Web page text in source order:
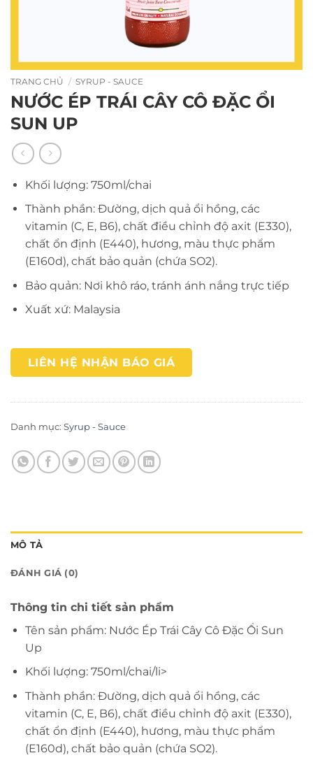
TRANG CHỦ / SYRUP - SAUCE
NƯỚC ÉP TRÁI CÂY CÔ ĐẶC ỔI
SUN UP
Khối lượng: 750ml/chai
Thành phần: Đường, dịch quả ổi hồng, các
vitamin (C, E, B6), chất điều chỉnh độ axit (E330),
chất ổn định (E440), hương, màu thực phẩm
(E160d), chất bảo quản (chứa SO2).
Bảo quản: Nơi khô ráo, tránh ánh nắng trực tiếp
Xuất xứ: Malaysia
LIÊN HỆ NHẬN BÁO GIÁ
Danh mục: Syrup - Sauce
MÔ TẢ
ĐÁNH GIÁ (0)
Thông tin chi tiết sản phẩm
Tên sản phẩm: Nước Ép Trái Cây Cô Đặc Ổi Sun
Up
Khối lượng: 750ml/chai/li>
Thành phần: Đường, dịch quả ổi hồng, các
vitamin (C, E, B6), chất điều chỉnh độ axit (E330),
chất ổn định (E440), hương, màu thực phẩm
(E160d), chất bảo quản (chứa SO2).